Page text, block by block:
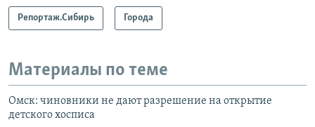
Репортаж.Сибирь Города
Материалы по теме
Омск: чиновники не дают разрешение на открытие
детского хосписа